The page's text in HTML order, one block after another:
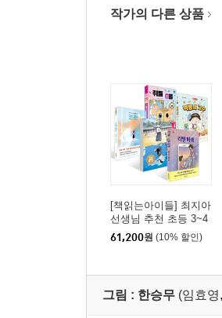
작가의 다른 상품
[책읽는아이들] 최지아
선생님 추천 초등 3~4
학년 세트
61,200원 (10% 할인)
그림 : 한승무 (임효